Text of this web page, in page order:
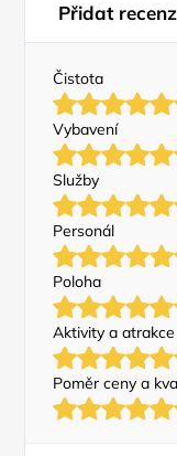
Přidat
Čistota
Vybavení
Služby
Personál
Poloha
Aktivity a
Poměr ceny a